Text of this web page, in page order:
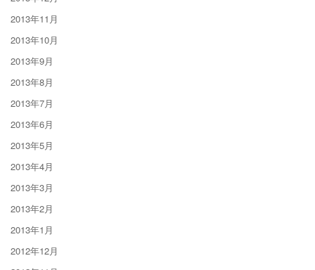
2013年11月
2013年10月
2013年9月
2013年8月
2013年7月
2013年6月
2013年5月
2013年4月
2013年3月
2013年2月
2013年1月
2012年12月